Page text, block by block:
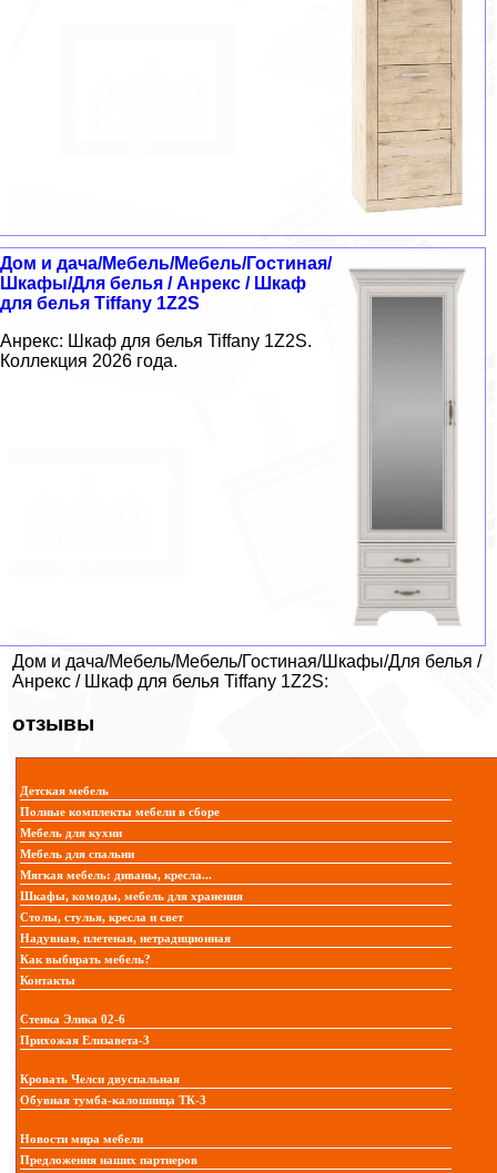
Дом и дача/Мебель/Мебель/Гостиная/
Шкафы/Для белья / Анрекс / Шкаф
для белья Tiffany 1Z2S
Анрекс: Шкаф для белья Tiffany 1Z2S.
Коллекция 2026 года.
Дом и дача/Мебель/Мебель/Гостиная/Шкафы/Для белья /
Анрекс / Шкаф для белья Tiffany 1Z2S:
отзывы
Детская мебель
Полные комплекты мебели в сборе
Мебель для кухни
Мебель для спальни
Мягкая мебель: диваны, кресла...
Шкафы, комоды, мебель для хранения
Столы, стулья, кресла и свет
Надувная, плетеная, нетрадиционная
Как выбирать мебель?
Контакты
Стенка Элика 02-6
Прихожая Елизавета-3
Кровать Челси двуспальная
Обувная тумба-калошница ТК-3
Новости мира мебели
Предложения наших партнеров